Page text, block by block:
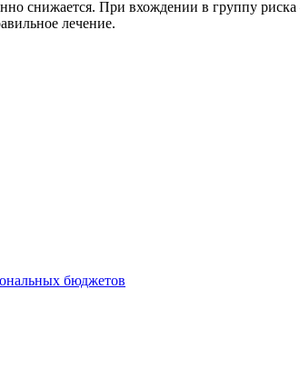
снижается. При вхождении в группу
лечение.
бюджетов